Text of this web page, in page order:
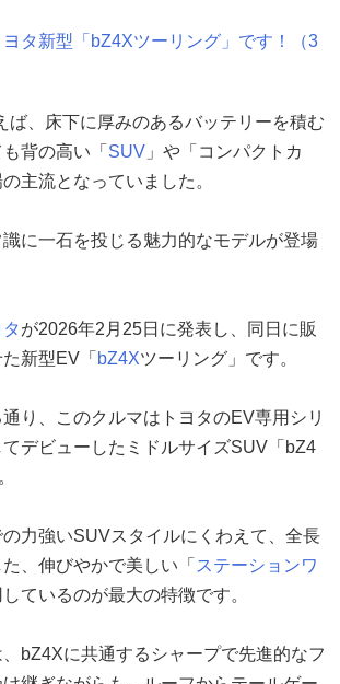
ヨタ新型「bZ4Xツーリング」です！（3
ば、床下に厚みのあるバッテリーを積む
背の高い「 SUV 」や「コンパクトカ
主流となっていました。
に一石を投じる魅力的なモデルが登場
タ が2026年2月25日に発表し、同日に販
新型EV「 bZ4Xツーリング」です。
り、このクルマはトヨタのEV専用シリ
デビューしたミドルサイズSUV「bZ4
力強いSUVスタイルにくわえて、全長
、伸びやかで美しい「 ステーションワ
ているのが最大の特徴です。
bZ4Xに共通するシャープで先進的なフ